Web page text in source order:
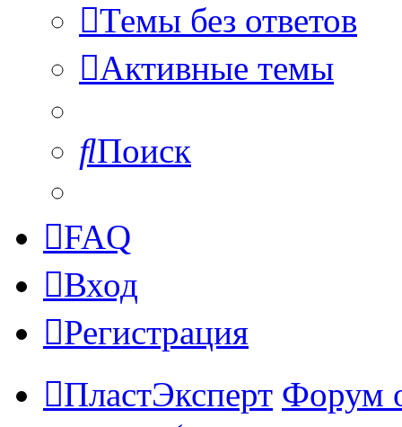
Темы без ответов
Активные темы
Поиск
FAQ
Вход
Регистрация
ПластЭксперт Форум